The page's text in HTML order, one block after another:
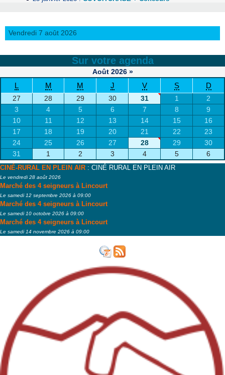
Vendredi 7 août 2026
Sur votre agenda
Août 2026 »
L M M J V S D
27 28 29 30 31 1
2
3
4 5 6 7 8
9
10
11 12 13 14 15
16
17
18 19 20 21 22
23
24
25 26 27 28 29
30
31
1 2 3 4 5 6
CINÉ-RURAL EN PLEIN AIR : CINÉ RURAL EN PLEIN AIR
Le vendredi 28 août 2026
Marché des 4 seigneurs à Lincourt
Le samedi 12 septembre 2026 à 09:00
Marché des 4 seigneurs à Lincourt
Le samedi 10 octobre 2026 à 09:00
Marché des 4 seigneurs à Lincourt
Le samedi 14 novembre 2026 à 09:00